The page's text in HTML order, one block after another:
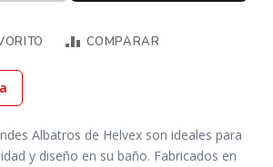
COMPARAR
Albatros de Helvex son ideales para
y diseño en su baño. Fabricados en